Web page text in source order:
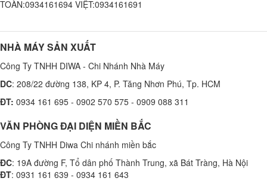
TOÀN:0934161694 VIỆT:0934161691
NHÀ MÁY SẢN XUẤT
Công Ty TNHH DIWA - Chi Nhánh Nhà Máy
DC: 208/22 đường 138, KP 4, P. Tăng Nhơn Phú, Tp. HCM
ĐT: 0934 161 695 - 0902 570 575 - 0909 088 311
VĂN PHÒNG ĐẠI DIỆN MIỀN BẮC
Công Ty TNHH Diwa Chi nhánh miền bắc
ĐC: 19A đường F, Tổ dân phố Thành Trung, xã Bát Tràng, Hà Nội
ĐT: 0931 161 639 - 0934 161 643